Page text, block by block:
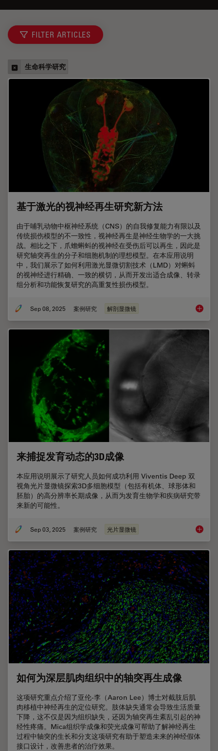
FILTER ARTICLES
生命科学研究
基于激光的视神经再生研究新方法
由于哺乳动物中枢神经系统（CNS）的自我修复能力有限以及
传统损伤模型的不一致性，视神经再生是神经生物学的一大挑
战。相比之下，爪蟾蝌蚪的视神经在受伤后可以再生，因此是
研究轴突再生的分子和细胞机制的理想模型。在本应用说明
中，我们展示了如何利用激光显微切割技术（LMD）对蝌蚪
的视神经进行精确、一致的横切，从而开发出适合成像、转录
组分析和功能恢复研究的高重复性损伤模型。
Sep 08, 2025 案例研究 解剖显微镜 基于激
来捕捉发育动态的3D成像
本应用说明展示了研究人员如何成功利用 Viventis Deep 双
视角光片显微镜探索3D多细胞模型（包括有机体、球形体和
胚胎）的高分辨率长期成像，从而为发育生物学和疾病研究带
来新的可能性。
Sep 03, 2025 案例研究 光片显微镜 来捕捉
如何为深层肌肉组织中的轴突再生成像
这项研究重点介绍了亚伦-李（Aaron Lee）博士对截肢后肌
肉移植中神经再生的定位研究。肢体缺失通常会导致生活质量
下降，这不仅是因为组织缺失，还因为轴突再生紊乱引起的神
经性疼痛。Mica组织学成像和荧光成像可帮助了解神经再生
过程中轴突的生长和分支这项研究有助于塑造未来的神经假体
接口设计，改善患者的治疗效果。